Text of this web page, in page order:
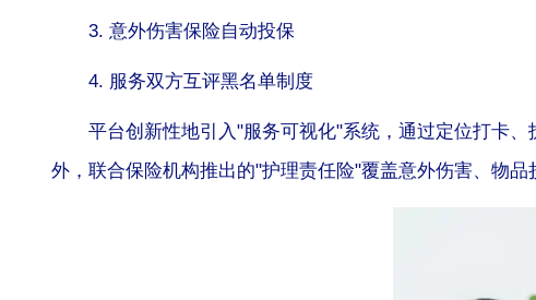
3. 意外伤害保险自动投保
4. 服务双方互评黑名单制度
平台创新性地引入"服务可视化"系统，通过定位打卡
外，联合保险机构推出的"护理责任险"覆盖意外伤害、物品